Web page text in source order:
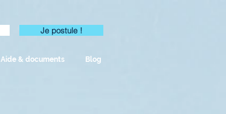
Je postule !
Aide & documents Blog